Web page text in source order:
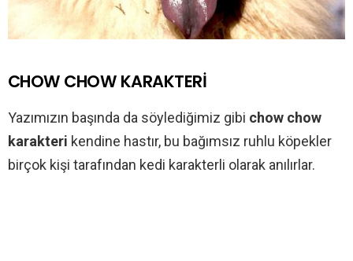
CHOW CHOW KARAKTERİ
Yazımızın başında da söylediğimiz gibi chow chow
karakteri kendine hastır, bu bağımsız ruhlu köpekler
birçok kişi tarafından kedi karakterli olarak anılırlar.